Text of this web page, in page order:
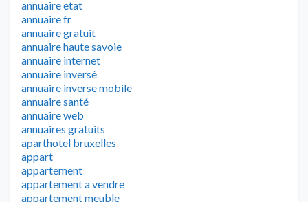
annuaire etat
annuaire fr
annuaire gratuit
annuaire haute savoie
annuaire internet
annuaire inversé
annuaire inverse mobile
annuaire santé
annuaire web
annuaires gratuits
aparthotel bruxelles
appart
appartement
appartement a vendre
appartement meuble